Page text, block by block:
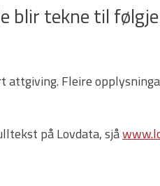
blir tekne til
Fleire
på Lovdata, sjå